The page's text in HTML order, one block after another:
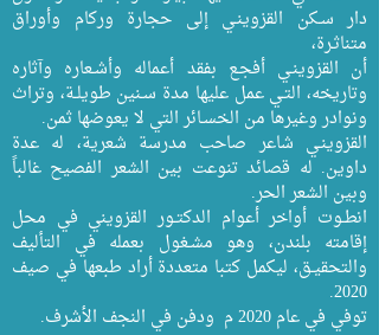
دار سـكن القزوينـي إلى حجارة وركام وأوراق
متناثـرة،
أن القزوينـي أفجـع بفقد أعماله وأشـعاره وآثاره
وتاريخه، التـي عمل عليها مدة سـنين طويلـة، وتراث
ونوادر وغيرها من الخسـائر التي لا يعوضها ثمن.
القزوينـي شاعر صاحب مدرسة شعرية، له عدة
داوين. له قصائد تنوعت بين الشعر الفصيح غالباً
وبين الشعر الحر.
انطـوت أواخر أعوام الدكتـور القزويني في محل
إقامته بلندن، وهو مشـغول بعمله في التأليف
والتحقيـق، ليكمل كتبا متعددة أراد طبعها في صيف
2020.
توفي في عام 2020 م ودفن في النجف الأشرف.